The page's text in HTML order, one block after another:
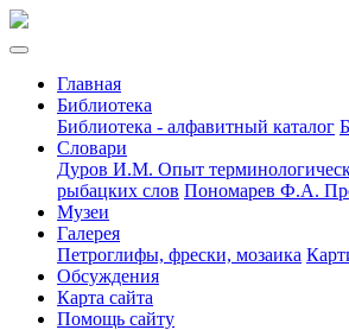
Главная
Библиотека
Библиотека - алфавитный каталог
Словари
Дуров И.М. Опыт
рыбацких слов Пономарев Ф.А.
Музеи
Галерея
Петроглифы, фрески, мозаика
Обсуждения
Карта сайта
Помощь сайту